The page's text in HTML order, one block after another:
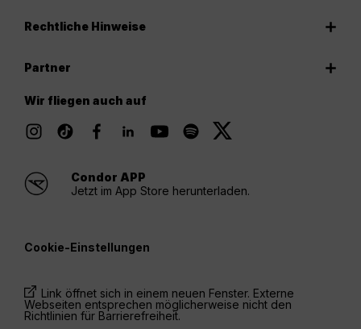
Rechtliche Hinweise
Partner
Wir fliegen auch auf
Condor APP
Jetzt im App Store herunterladen.
Cookie-Einstellungen
Link öffnet sich in einem neuen Fenster. Externe
Webseiten entsprechen möglicherweise nicht den
Richtlinien für Barrierefreiheit.